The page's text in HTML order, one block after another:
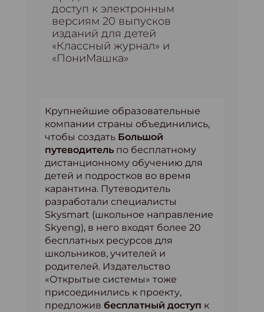
доступ к электронным
версиям 20 выпусков
изданий для детей
«Классный журнал» и
«ПониМашка»
Крупнейшие образовательные
компании страны объединились,
чтобы создать Большой
путеводитель по бесплатному
дистанционному обучению для
детей и подростков во время
карантина. Путеводитель
разработали специалисты
Skysmart (школьное направление
Skyeng), в него входят более 20
бесплатных ресурсов для
школьников, учителей и
родителей. Издательство
«Открытые системы» тоже
присоединились к проекту,
предложив бесплатный доступ к